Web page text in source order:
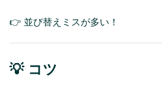
👉 並び替えミスが多い！
💡 コツ